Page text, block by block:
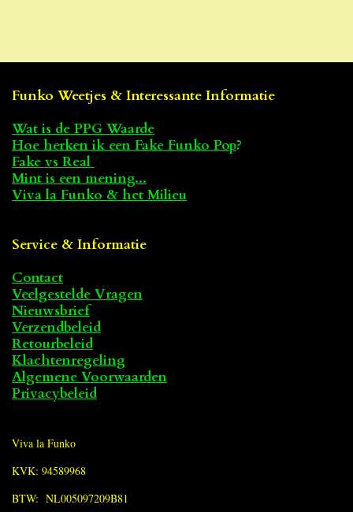
Funko Weetjes & Interessante Informatie
Wat is de PPG Waarde
Hoe herken ik een Fake Funko Pop?
Fake vs Real
Mint is een mening...
Viva la Funko & het Milieu
Service & Informatie
Contact
Veelgestelde Vragen
Nieuwsbrief
Verzendbeleid
Retourbeleid
Klachtenregeling
Algemene Voorwaarden
Privacybeleid
Viva la Funko
KVK: 94589968
BTW: NL005097209B81